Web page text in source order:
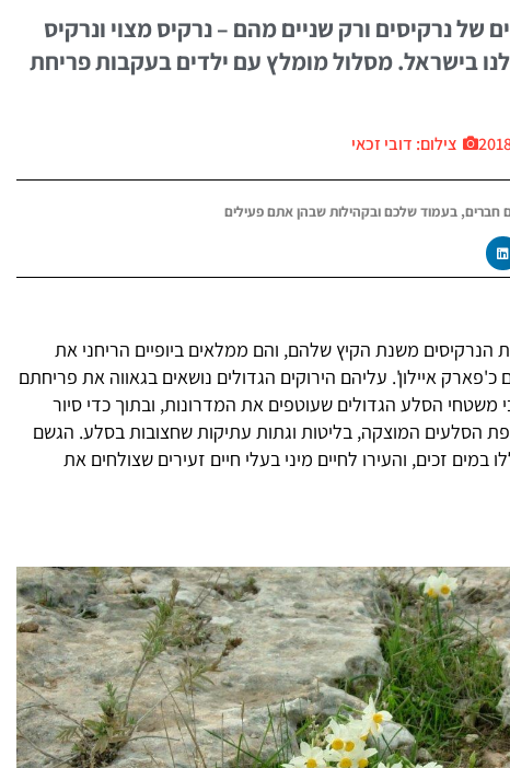
ידועים 65 מינים של נרקיסים ורק שניים מהם – נרקיס מצוי ונרקיס
בישראל. מסלול מומלץ עם ילדים בעקבות פריחת
צילום: דובי זכאי
בעמוד שלכם ובקהילות שבהן אתם פעילים
הנרקיסים משנת הקיץ שלהם, והם ממלאים ביופיים הריחני את
איילון'. עליהם הירוקים הגדולים נושאים בגאווה את פריחתם
הסלע הגדולים שעוטפים את המדרונות, ובתוך כדי סיור
הסלעים המוצקה, בליטות וגתות עתיקות שחצובות בסלע. הגשם
במים זכים, והעירו לחיים מיני בעלי חיים זעירים שצולחים את